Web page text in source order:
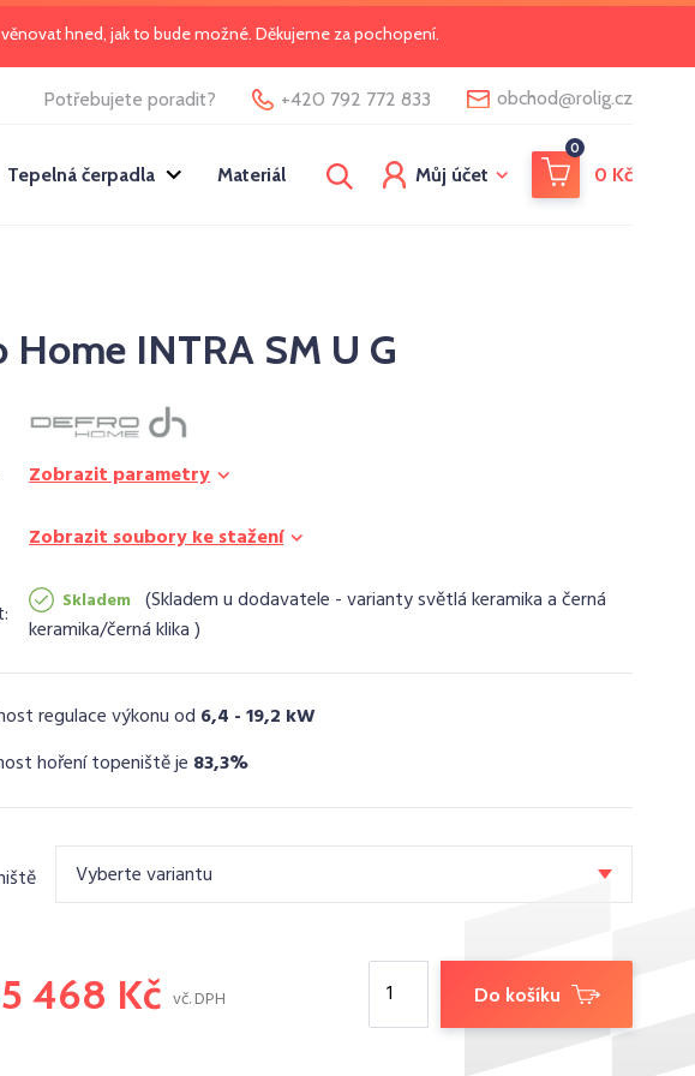
hned, jak to bude možné. Děkujeme za pochopení.
Potřebujete poradit? +420 792 772 833 obchod@rolig.cz
Tepelná čerpadla Materiál Můj účet
0
0 Kč
Home INTRA SM U G
Zobrazit parametry
Zobrazit soubory ke stažení
Skladem
Skladem u dodavatele - varianty světlá keramika a černá
keramika/černá klika
regulace výkonu od 6,4 - 19,2 kW
hoření topeniště je 83,3%
Vyberte variantu
468 Kč vč. DPH Do košíku